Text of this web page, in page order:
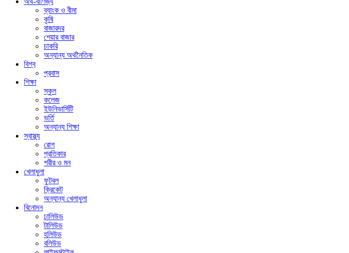
ব্যাংক ও বীমা
কৃষি
বাজারদর
শেয়ার বাজার
চাকরি
অন্যান্য অর্থনৈতিক
বিশ্ব
প্রবাস
শিক্ষা
স্কুল
কলেজ
ইউনিভার্সিটি
ভর্তি
অন্যান্য শিক্ষা
স্বাস্থ্য
রোগ
প্রতিকার
শরীর ও মন
খেলাধুলা
ফুটবল
ক্রিকেট
অন্যান্য খেলাধুলা
বিনোদন
ঢালিউড
টালিউড
হলিউড
বলিউড